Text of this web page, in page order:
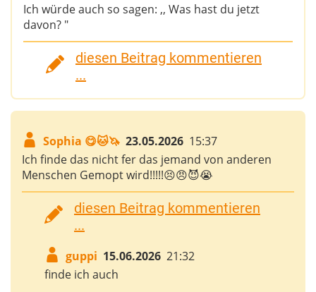
Ich würde auch so sagen: ,, Was hast du jetzt
davon? "
diesen Beitrag kommentieren
...
Sophia 😋🐱🦄 23.05.2026 15:37
Ich finde das nicht fer das jemand von anderen
Menschen Gemopt wird!!!!!😣😠😈😭
diesen Beitrag kommentieren
...
guppi 15.06.2026 21:32
finde ich auch